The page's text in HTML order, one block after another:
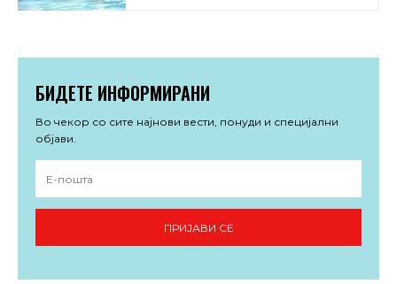
БИДЕТЕ ИНФОРМИРАНИ
Во чекор со сите најнови вести, понуди и специјални
објави.
ПРИЈАВИ СЕ